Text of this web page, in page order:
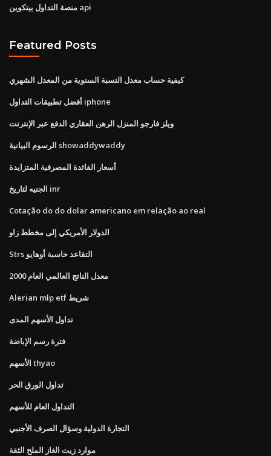
منصة التداول بيتكوين api
Featured Posts
كيفية حساب معدل النسبة السنوية من المعدل الشهري
أفضل تطبيقات التداول iphone
ويلز فارجو المنزل الرهن العقاري الدفع عبر الإنترنت
الرسوم البيانية showaddywaddy
أسعار الفائدة المصرفية المتزايدة
الجنيه لتاريخ inr
Cotação do do dolar americano em relação ao real
الدولار الأمريكي إلى مخطط زاو
Strs التقاعد حاسبة أوهايو
معدل الناتج العالمي العام 2000
Alerian mlp etf شريط
تداول الأسهم المدى
فترة رسم الإباضة
الأسهم thyao
تداول الورق الحر
التداول العام للأسهم
التجارة الدولية وسؤال الصرف الأجنبي
موارد زيت الغاز الملح الثقة